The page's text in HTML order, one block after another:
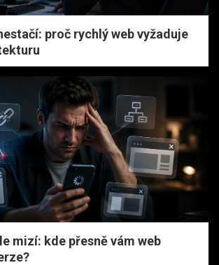
proč rychlý web vyžaduje
mizí: kde přesně vám web